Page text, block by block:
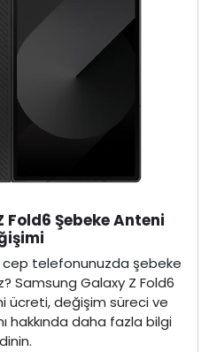
Şebeke Anteni
cep telefonunuzda şebeke
Samsung Galaxy Z Fold6
ücreti, değişim süreci ve
hakkında daha fazla bilgi